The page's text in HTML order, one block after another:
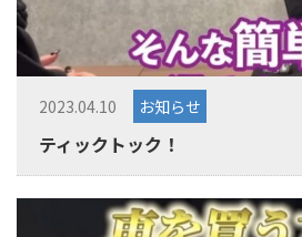
2023.04.10 お知らせ
ティックトック！